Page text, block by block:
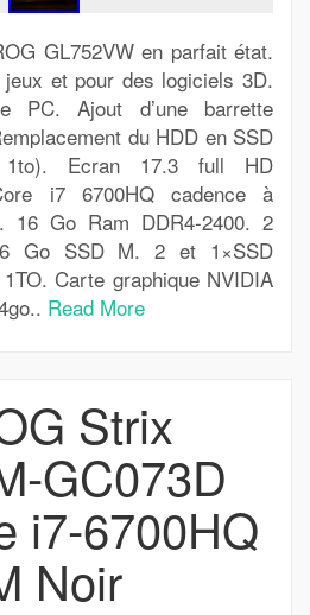
GL752VW en parfait état.
et pour des logiciels 3D.
PC. Ajout d’une barrette
du HDD en SSD
1to). Ecran 17.3 full HD
i7 6700HQ cadence à
16 Go Ram DDR4-2400. 2
Go SSD M. 2 et 1×SSD
Carte graphique NVIDIA
Read More
Strix
GC073D
i7-6700HQ
Noir